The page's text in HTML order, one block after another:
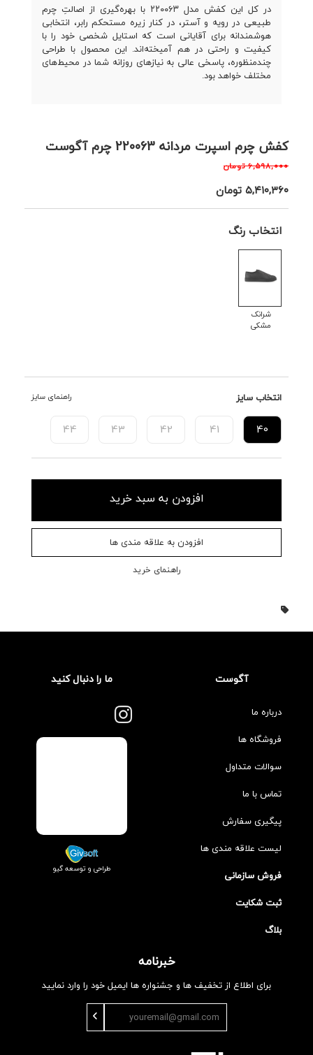
کفش چرم اسپرت مردانه 220063 چرم آگوست
۶,۵۹۸,۰۰۰ تومان
۵,۴۱۰,۳۶۰تومان
انتخاب رنگ
شرانک
مشکی
انتخاب سایز راهنمای سایز
40
41
42
43
44
افزودن به سبد خرید
افزودن به علاقه مندی ها
راهنمای خرید
در کل این کفش مدل ۲۲۰۰۶۳ با بهره‌گیری از اصالتِ چرم
طبیعی در رویه و آستر، در کنار زیره مستحکم رابر، انتخابی
هوشمندانه برای آقایانی است که استایل شخصی خود را با
کیفیت و راحتی در هم آمیخته‌اند. این محصول با طراحی
چندمنظوره، پاسخی عالی به نیازهای روزانه شما در محیط‌های
مختلف خواهد بود.
آگوست
درباره ما
فروشگاه ها
سوالات متداول
تماس با ما
پیگیری سفارش
لیست علاقه مندی ها
فروش سازمانی
ثبت شکایت
بلاگ
ما را دنبال کنید
طراحی و توسعه گیو
خبرنامه
برای اطلاع از تخفیف ها و جشنواره ها ایمیل خود را وارد نمایید